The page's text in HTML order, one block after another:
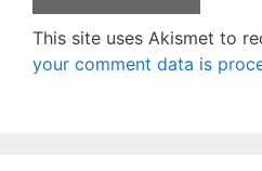
This site uses Akismet to
your comment data is